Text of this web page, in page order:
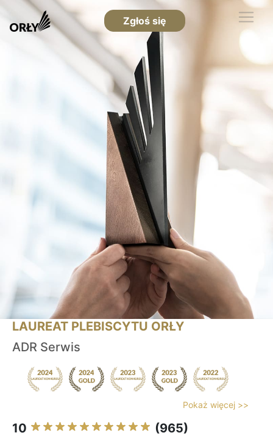
Zgłoś się
LAUREAT PLEBISCYTU ORŁY
ADR Serwis
Pokaż więcej >>
10 (965)